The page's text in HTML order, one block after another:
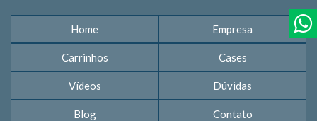
Home Empresa
Carrinhos Cases
Vídeos Dúvidas
Blog Contato